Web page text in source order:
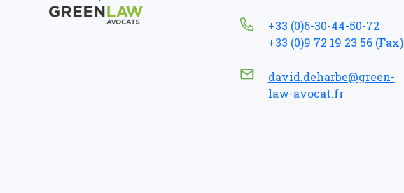
+33 (0)6-30-44-50-72
+33 (0)9 72 19 23 56 (Fax)
david.deharbe@green-
law-avocat.fr